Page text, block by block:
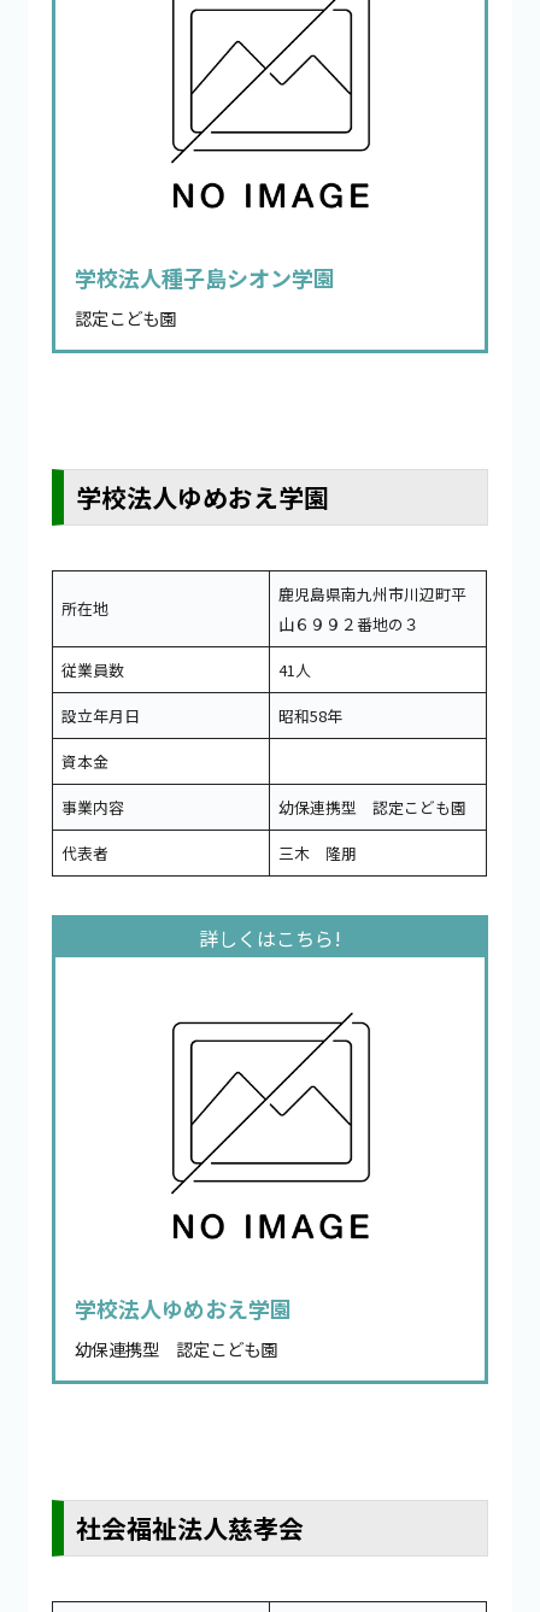
学校法人種子島シオン学園
認定こども園
学校法人ゆめおえ学園
所在地
鹿児島県南九州市川辺町平
山６９９２番地の３
従業員数
41人
設立年月日
昭和58年
資本金
事業内容
幼保連携型 認定こども園
代表者
三木 隆朋
学校法人ゆめおえ学園
幼保連携型 認定こども園
社会福祉法人慈孝会